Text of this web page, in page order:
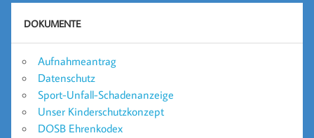
DOKUMENTE
Aufnahmeantrag
Datenschutz
Sport-Unfall-Schadenanzeige
Unser Kinderschutzkonzept
DOSB Ehrenkodex